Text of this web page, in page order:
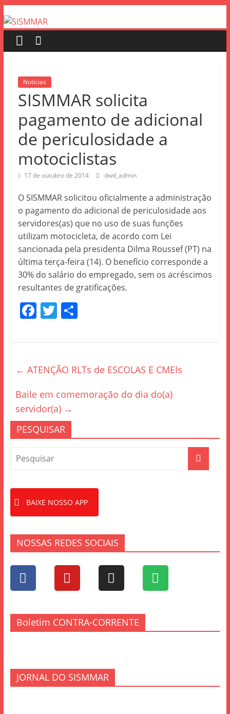
Notícias
SISMMAR solicita
pagamento de adicional
de periculosidade a
motociclistas
17 de outubro de 2014 dwd_admin
O SISMMAR solicitou oficialmente a administração
o pagamento do adicional de periculosidade aos
servidores(as) que no uso de suas funções
utilizam motocicleta, de acordo com Lei
sancionada pela presidenta Dilma Roussef (PT) na
última terça-feira (14). O benefício corresponde a
30% do salário do empregado, sem os acréscimos
resultantes de gratificações.
F
b
o
o
k
T
er
S
← ATENÇÃO RLTs de ESCOLAS E CMEIs
Baile em comemoração do dia do(a)
servidor(a) →
PESQUISAR
BAIXE NOSSO APP
NOSSAS REDES SOCIAIS
Boletim CONTRA-CORRENTE
JORNAL DO SISMMAR